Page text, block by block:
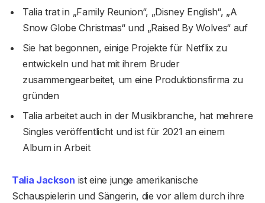
Talia trat in „Family Reunion“, „Disney English“, „A
Snow Globe Christmas“ und „Raised By Wolves“ auf
Sie hat begonnen, einige Projekte für Netflix zu
entwickeln und hat mit ihrem Bruder
zusammengearbeitet, um eine Produktionsfirma zu
gründen
Talia arbeitet auch in der Musikbranche, hat mehrere
Singles veröffentlicht und ist für 2021 an einem
Album in Arbeit
Talia Jackson ist eine junge amerikanische
Schauspielerin und Sängerin, die vor allem durch ihre